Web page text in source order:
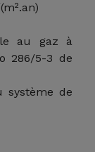
au gaz à
286/5-3 de
système de